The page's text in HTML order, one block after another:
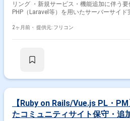
リング ・新規サービス・機能追加に伴う
PHP（Laravel等）を用いたサーバーサイ
2ヶ月前・ 提供元: フリコン
【Ruby on Rails/Vue.js PL・
たコミュニティサイト保守・追